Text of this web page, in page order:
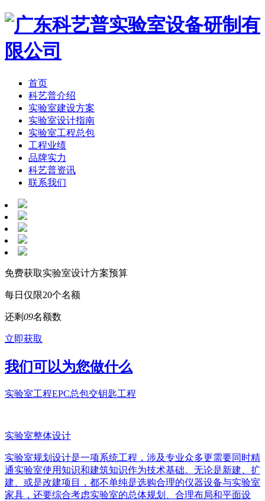
首页
科艺普介绍
实验室建设方案
实验室设计指南
实验室工程总包
工程业绩
品牌实力
科艺普资讯
联系我们
免费获取实验室设计方案预算
每日仅限20个名额
还剩09名额数
立即获取
我们可以为您做什么
实验室工程EPC总包交钥匙工程
实验室整体设计
实验室规划设计是一项系统工程，涉及专业众多更需要同时精
通实验室使用知识和建筑知识作为技术基础。无论是新建、扩
建、或是改建项目，都不单纯是选购合理的仪器设备与实验室
家具，还要综合考虑实验室的总体规划、合理布局和平面设